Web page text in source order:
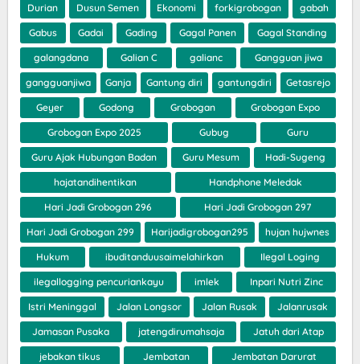
Durian Dusun Semen Ekonomi forkigrobogan gabah
Gabus Gadai Gading Gagal Panen Gagal Standing
galangdana Galian C galianc Gangguan jiwa
gangguanjiwa Ganja Gantung diri gantungdiri Getasrejo
Geyer Godong Grobogan Grobogan Expo
Grobogan Expo 2025 Gubug Guru
Guru Ajak Hubungan Badan Guru Mesum Hadi-Sugeng
hajatandihentikan Handphone Meledak
Hari Jadi Grobogan 296 Hari Jadi Grobogan 297
Hari Jadi Grobogan 299 Harijadigrobogan295 hujan hujwnes
Hukum ibuditanduusaimelahirkan Ilegal Loging
ilegallogging pencuriankayu imlek Inpari Nutri Zinc
Istri Meninggal Jalan Longsor Jalan Rusak Jalanrusak
Jamasan Pusaka jatengdirumahsaja Jatuh dari Atap
jebakan tikus Jembatan Jembatan Darurat